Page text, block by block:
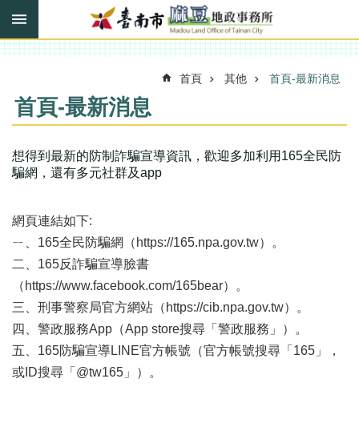
跳到主要內容區塊
搜
進
階
訊
息
快
機
簡
介
線
上
申
辦
與
首頁 其他 首頁-最新消息
首頁-最新消息
想得到最新的防制詐騙宣導資訊，歡迎多加利用165全民防
騙網，還有多元社群及app
網頁連結如下:
ㄧ、165全民防騙網（https://165.npa.gov.tw）。
二、165反詐騙宣導臉書
（https://www.facebook.com/165bear）。
三、刑事警察局官方網站（https://cib.npa.gov.tw）。
四、警政服務App（App store搜尋「警政服務」）。
五、165防騙宣導LINE官方帳號（官方帳號搜尋「165」，
或ID搜尋「@tw165」）。